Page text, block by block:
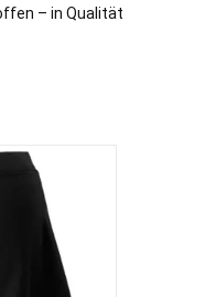
– in Qualität